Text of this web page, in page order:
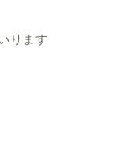
ります